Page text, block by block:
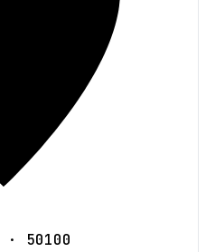
· 50100